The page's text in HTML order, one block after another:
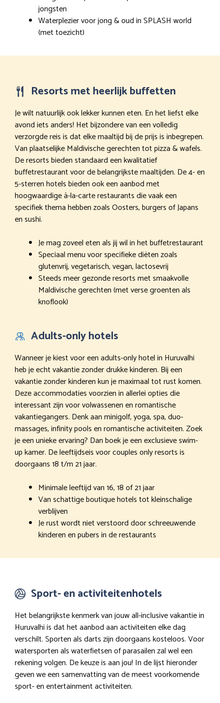
jongsten
Waterplezier voor jong & oud in SPLASH world
(met toezicht)
Resorts met heerlijk buffetten
Je wilt natuurlijk ook lekker kunnen eten. En het liefst elke
avond iets anders! Het bijzondere van een volledig
verzorgde reis is dat elke maaltijd bij de prijs is inbegrepen.
Van plaatselijke Maldivische gerechten tot pizza & wafels.
De resorts bieden standaard een kwalitatief
buffetrestaurant voor de belangrijkste maaltijden. De 4- en
5-sterren hotels bieden ook een aanbod met
hoogwaardige à-la-carte restaurants die vaak een
specifiek thema hebben zoals Oosters, burgers of Japans
en sushi.
Je mag zoveel eten als jij wil in het buffetrestaurant
Speciaal menu voor specifieke diëten zoals
glutenvrij, vegetarisch, vegan, lactosevrij
Steeds meer gezonde resorts met smaakvolle
Maldivische gerechten (met verse groenten als
knoflook)
Adults-only hotels
Wanneer je kiest voor een adults-only hotel in Huruvalhi
heb je echt vakantie zonder drukke kinderen. Bij een
vakantie zonder kinderen kun je maximaal tot rust komen.
Deze accommodaties voorzien in allerlei opties die
interessant zijn voor volwassenen en romantische
vakantiegangers. Denk aan minigolf, yoga, spa, duo-
massages, infinity pools en romantische activiteiten. Zoek
je een unieke ervaring? Dan boek je een exclusieve swim-
up kamer. De leeftijdseis voor couples only resorts is
doorgaans 18 t/m 21 jaar.
Minimale leeftijd van 16, 18 of 21 jaar
Van schattige boutique hotels tot kleinschalige
verblijven
Je rust wordt niet verstoord door schreeuwende
kinderen en pubers in de restaurants
Sport- en activiteitenhotels
Het belangrijkste kenmerk van jouw all-inclusive vakantie in
Huruvalhi is dat het aanbod aan activiteiten elke dag
verschilt. Sporten als darts zijn doorgaans kosteloos. Voor
watersporten als waterfietsen of parasailen zal wel een
rekening volgen. De keuze is aan jou! In de lijst hieronder
geven we een samenvatting van de meest voorkomende
sport- en entertainment activiteiten.